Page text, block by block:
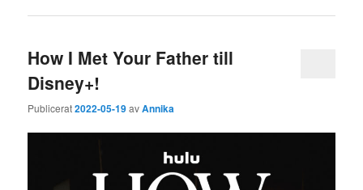
How I Met Your Father till
Disney+!
Publicerat2022-05-19avAnnika